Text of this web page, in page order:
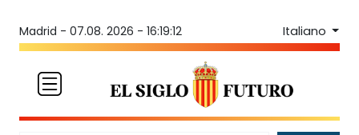
Madrid - 07.08. 2026 - 16:19:12 Italiano